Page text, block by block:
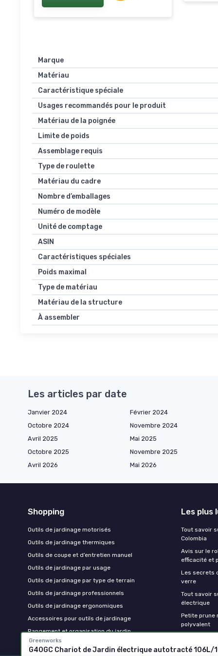
Chargeur 40V 2A G40C
Marque
Matériau
Caractéristique spéciale
Usages recommandés pour le produit
Matériau de la poignée
Limite de poids
Assemblage requis
Type de roulette
Matériau du cadre
Nombre d’emballages
Numéro de modèle
Unité de comptage
ASIN
Caractéristiques spéciales
Poids maximal
Type de matériau
Matériau de la structure
À assembler
Greenworks
Les articles par date
Janvier 2024 Février 2024
Octobre 2024
Novembre 2024
Avril 2025
Mai 2025
Octobre 2025
Novembre 2025
Avril 2026
Mai 2026
Shopping
Outils de jardinage motorisés
Outils de jardinage thermiques
Outils de coupe et d’entretien manuel
Outils de jardinage par usage
Outils de jardinage par type de terrain
Outils de jardinage professionnels
Outils de jardinage ergonomiques
Accessoires pour outils de jardinage
Rangement et organisation du jardin
Les plus
Tout savoir
Colombia
Avis sur le
efficacité et
Les secrets
verre
Tout savoir
électrique
Petite prune
polyvalent